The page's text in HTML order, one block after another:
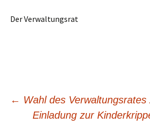
Der Verwaltungsrat
← Wahl des Verwaltungsrates
Einladung zur